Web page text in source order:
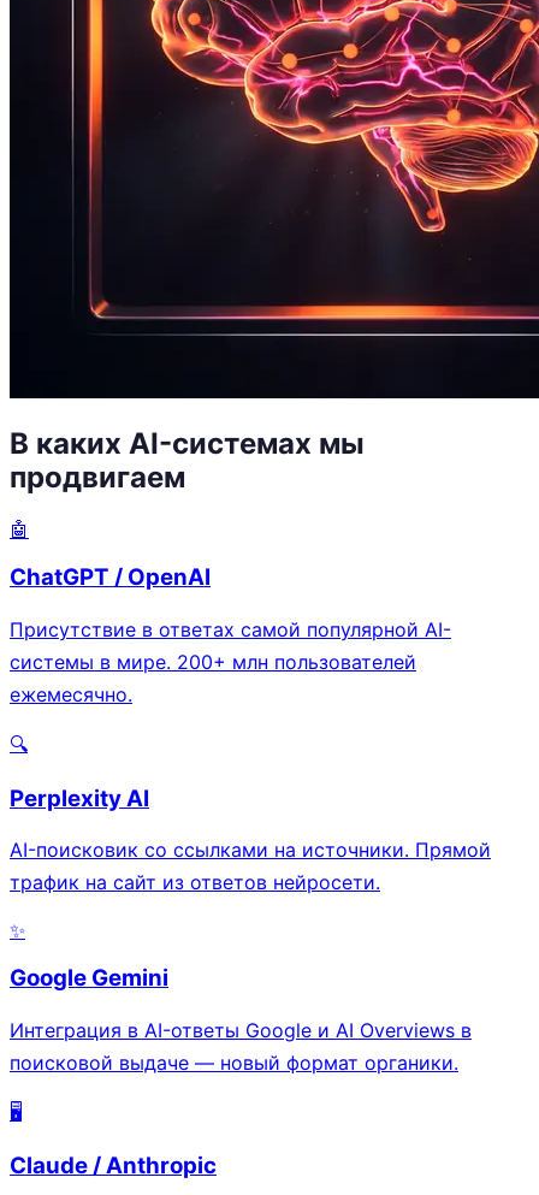
В каких AI-системах мы
продвигаем
🤖
ChatGPT / OpenAI
Присутствие в ответах самой популярной AI-
системы в мире. 200+ млн пользователей
ежемесячно.
🔍
Perplexity AI
AI-поисковик со ссылками на источники. Прямой
трафик на сайт из ответов нейросети.
✨
Google Gemini
Интеграция в AI-ответы Google и AI Overviews в
поисковой выдаче — новый формат органики.
🖥️
Claude / Anthropic